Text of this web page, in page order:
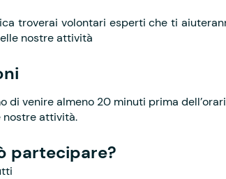
troverai volontari esperti che ti
nostre attività
di venire almeno 20 minuti prima
nostre attività.
partecipare?